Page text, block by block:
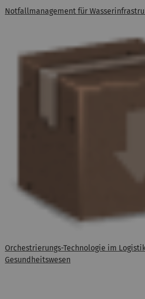
Notfallmanagement für
Orchestrierungs-Technologie im
Gesundheitswesen